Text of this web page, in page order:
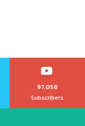
97,058
Subscribers